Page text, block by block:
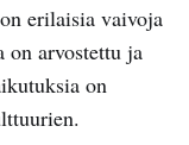
erilaisia vaivoja
on arvostettu ja
on